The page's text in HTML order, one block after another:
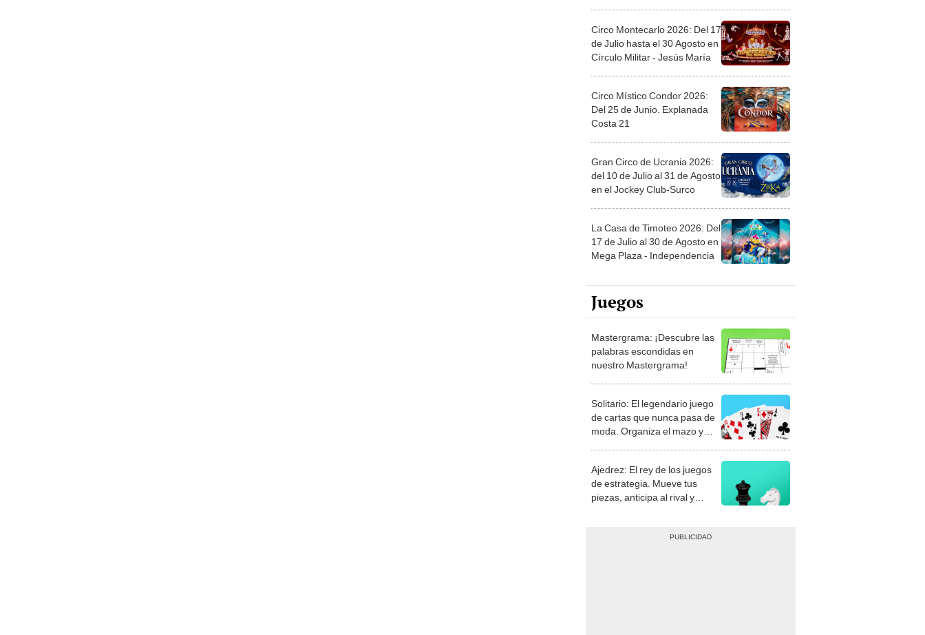
Circo Montecarlo 2026: Del 17
de Julio hasta el 30 Agosto en
Círculo Militar - Jesús María
Circo Místico Condor 2026:
Del 25 de Junio. Explanada
Costa 21
Gran Circo de Ucrania 2026:
del 10 de Julio al 31 de Agosto
en el Jockey Club-Surco
La Casa de Timoteo 2026: Del
17 de Julio al 30 de Agosto en
Mega Plaza - Independencia
Juegos
Mastergrama: ¡Descubre las
palabras escondidas en
nuestro Mastergrama!
Solitario: El legendario juego
de cartas que nunca pasa de
moda. Organiza el mazo y
Ajedrez: El rey de los juegos
de estrategia. Mueve tus
piezas, anticipa al rival y